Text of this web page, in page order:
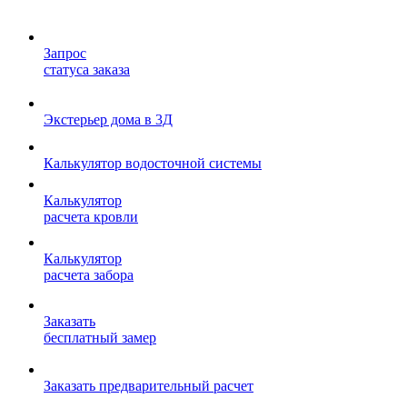
Запрос
статуса заказа
Экстерьер дома в 3Д
Калькулятор водосточной системы
Калькулятор
расчета кровли
Калькулятор
расчета забора
Заказать
бесплатный замер
Заказать предварительный расчет